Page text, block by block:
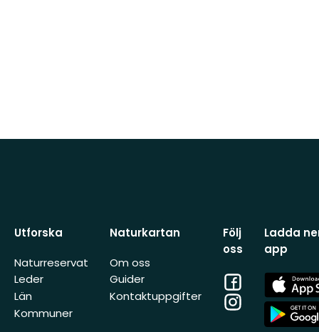
Utforska
Naturreservat
Leder
Län
Kommuner
Naturkartan
Om oss
Guider
Kontaktuppgifter
Följ
oss
Facebook
Instagram
Ladda
app
App
Store
App
Store